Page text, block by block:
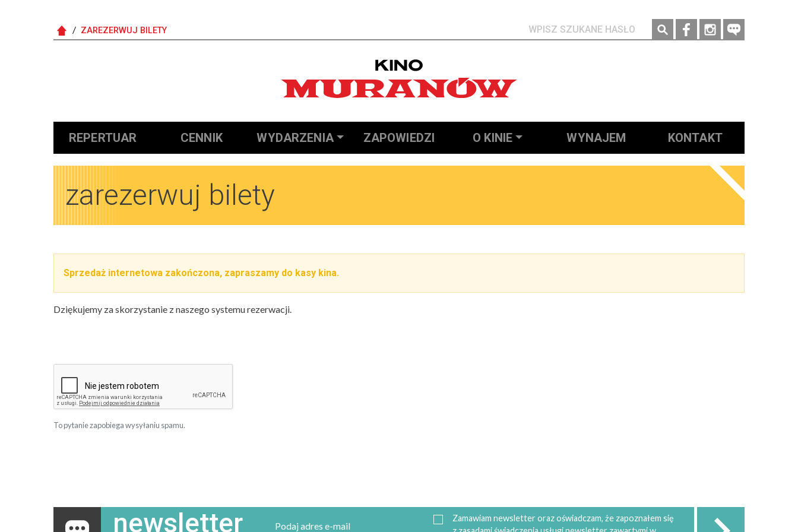
ZAREZERWUJ BILETY Social media
Główna nawigacja
REPERTUAR CENNIK WYDARZENIA ZAPOWIEDZI O KINIE WYNAJEM KONTAKT
zarezerwuj bilety
Sprzedaż internetowa zakończona, zapraszamy do kasy kina.
Dziękujemy za skorzystanie z naszego systemu rezerwacji.
To pytanie zapobiega wysyłaniu spamu.
newsletter
Zamawiam newsletter oraz oświadczam, że zapoznałem się